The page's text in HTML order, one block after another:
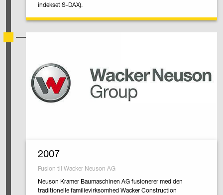
indekset S-DAX).
2007
Fusion til Wacker Neuson AG
Neuson Kramer Baumaschinen AG fusionerer med den
traditionelle familievirksomhed Wacker Construction